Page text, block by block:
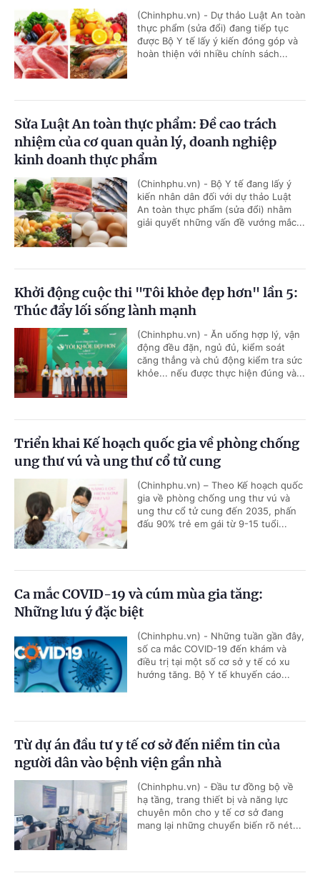
(Chinhphu.vn) - Dự thảo Luật An toàn
thực phẩm (sửa đổi) đang tiếp tục
được Bộ Y tế lấy ý kiến đóng góp và
hoàn thiện với nhiều chính sách...
Sửa Luật An toàn thực phẩm: Đề cao trách
nhiệm của cơ quan quản lý, doanh nghiệp
kinh doanh thực phẩm
(Chinhphu.vn) - Bộ Y tế đang lấy ý
kiến nhân dân đối với dự thảo Luật
An toàn thực phẩm (sửa đổi) nhằm
giải quyết những vấn đề vướng mắc...
Khởi động cuộc thi "Tôi khỏe đẹp hơn" lần 5:
Thúc đẩy lối sống lành mạnh
(Chinhphu.vn) - Ăn uống hợp lý, vận
động đều đặn, ngủ đủ, kiểm soát
căng thẳng và chủ động kiểm tra sức
khỏe... nếu được thực hiện đúng và...
Triển khai Kế hoạch quốc gia về phòng chống
ung thư vú và ung thư cổ tử cung
(Chinhphu.vn) – Theo Kế hoạch quốc
gia về phòng chống ung thư vú và
ung thư cổ tử cung đến 2035, phấn
đấu 90% trẻ em gái từ 9-15 tuổi...
Ca mắc COVID-19 và cúm mùa gia tăng:
Những lưu ý đặc biệt
(Chinhphu.vn) - Những tuần gần đây,
số ca mắc COVID-19 đến khám và
điều trị tại một số cơ sở y tế có xu
hướng tăng. Bộ Y tế khuyến cáo...
Từ dự án đầu tư y tế cơ sở đến niềm tin của
người dân vào bệnh viện gần nhà
(Chinhphu.vn) - Đầu tư đồng bộ về
hạ tầng, trang thiết bị và năng lực
chuyên môn cho y tế cơ sở đang
mang lại những chuyển biến rõ nét...